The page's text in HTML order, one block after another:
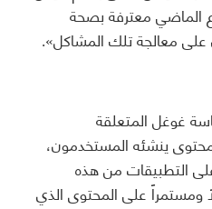
الماضي معترفة بصحة
على معالجة تلك المشاكل».
غوغل المتعلقة
ينشئه المستخدمون،
التطبيقات من هذه
ومستمراً على المحتوى الذي